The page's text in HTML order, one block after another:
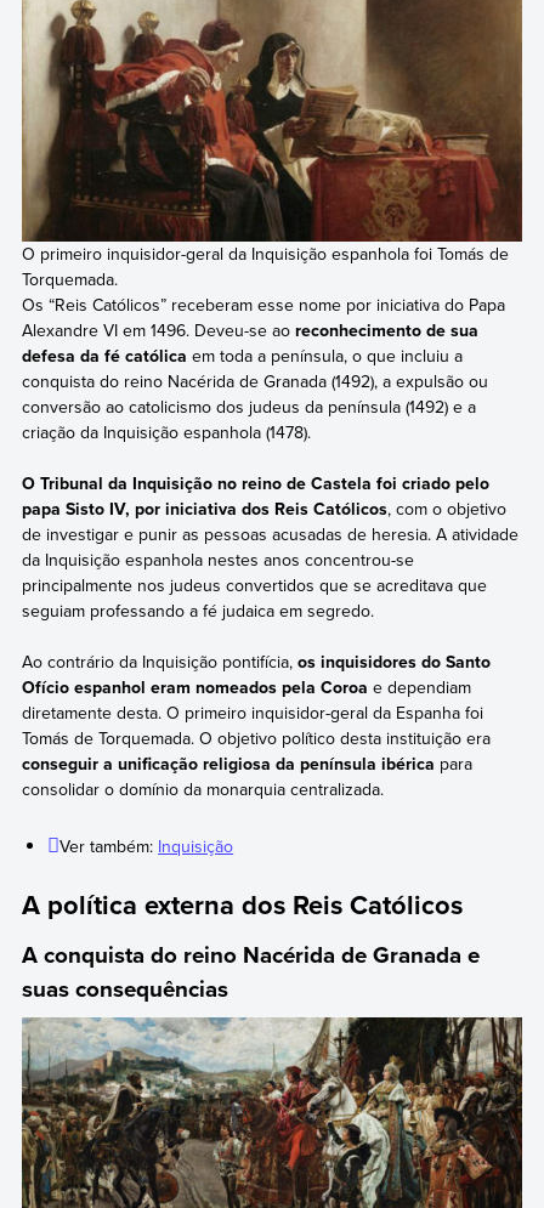
O primeiro inquisidor-geral da Inquisição espanhola foi Tomás de
Torquemada.
Os “Reis Católicos” receberam esse nome por iniciativa do Papa
Alexandre VI em 1496. Deveu-se ao reconhecimento de sua
defesa da fé católica em toda a península, o que incluiu a
conquista do reino Nacérida de Granada (1492), a expulsão ou
conversão ao catolicismo dos judeus da península (1492) e a
criação da Inquisição espanhola (1478).
O Tribunal da Inquisição no reino de Castela foi criado pelo
papa Sisto IV, por iniciativa dos Reis Católicos, com o objetivo
de investigar e punir as pessoas acusadas de heresia. A atividade
da Inquisição espanhola nestes anos concentrou-se
principalmente nos judeus convertidos que se acreditava que
seguiam professando a fé judaica em segredo.
Ao contrário da Inquisição pontifícia, os inquisidores do Santo
Ofício espanhol eram nomeados pela Coroa e dependiam
diretamente desta. O primeiro inquisidor-geral da Espanha foi
Tomás de Torquemada. O objetivo político desta instituição era
conseguir a unificação religiosa da península ibérica para
consolidar o domínio da monarquia centralizada.
Ver também: Inquisição
A política externa dos Reis Católicos
A conquista do reino Nacérida de Granada e
suas consequências